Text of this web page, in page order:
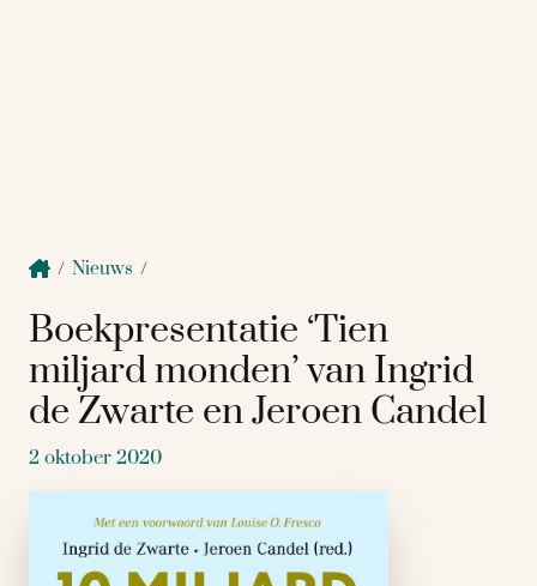
/ Nieuws /
Boekpresentatie ‘Tien
miljard monden’ van Ingrid
de Zwarte en Jeroen Candel
2 oktober 2020